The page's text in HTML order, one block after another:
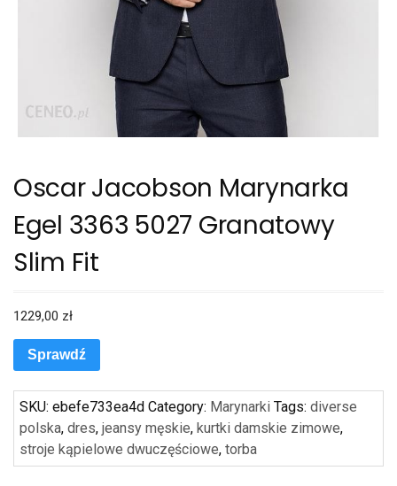
Oscar Jacobson Marynarka
Egel 3363 5027 Granatowy
Slim Fit
1229,00 zł
Sprawdź
SKU: ebefe733ea4d Category: Marynarki Tags: diverse
polska, dres, jeansy męskie, kurtki damskie zimowe,
stroje kąpielowe dwuczęściowe, torba